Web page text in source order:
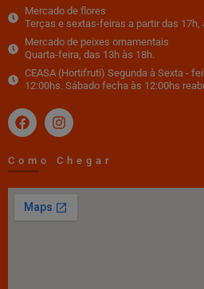
Mercado de flores
Terças e sextas-feiras a partir das 17h,
Mercado de peixes ornamentais
Quarta-feira, das 13h às 18h.
CEASA (Hortifruti) Segunda à Sexta -
12:00hs. Sábado fecha às 12:00hs
Como Chegar